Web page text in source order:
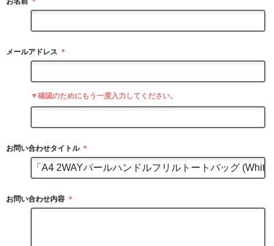
メールアドレス ＊
▼確認のためにもう一度入力してください。
お問い合わせタイトル ＊
お問い合わせ内容 ＊